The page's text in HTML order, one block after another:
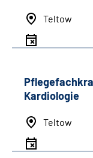
Teltow
Kardiologie
Teltow